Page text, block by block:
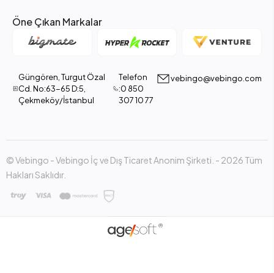
Öne Çıkan Markalar
Güngören, Turgut Özal
Cd. No:63-65 D:5,
Çekmeköy/İstanbul
Telefon
:0 850
307 10 77
vebingo@vebingo.com
© Vebingo - Vebingo İç ve Dış Ticaret Anonim Şirketi. - 2026 Tüm
Hakları Saklıdır.